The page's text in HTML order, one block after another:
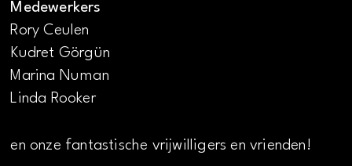
Medewerkers
Rory Ceulen
Kudret Görgün
Marina Numan
Linda Rooker
en onze fantastische vrijwilligers en vrienden!